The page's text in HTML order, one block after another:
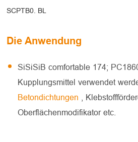
SCPTB0. BL
Die Anwendung
SiSiSiB comfortable 174;
Kupplungsmittel verwendet
Betondichtungen
,
Oberflächenmodifikator etc.